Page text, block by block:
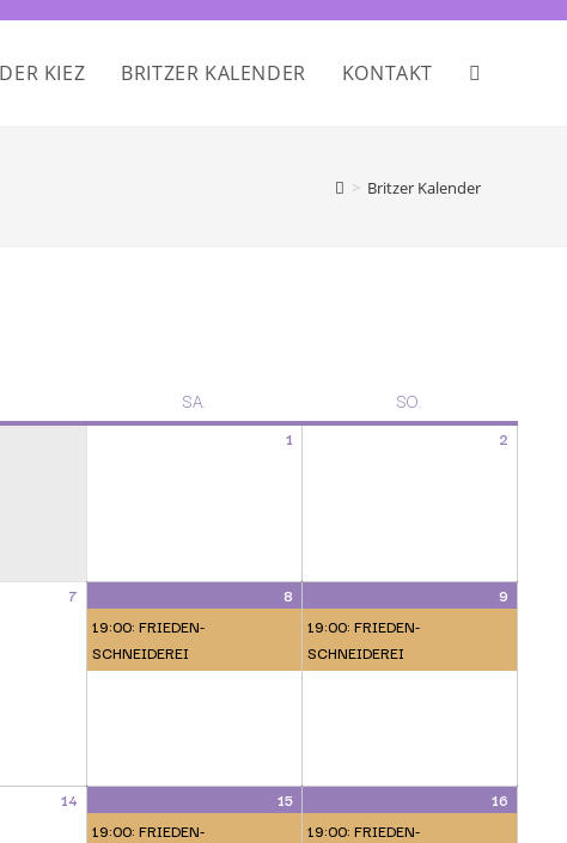
DER KIEZ BRITZER KALENDER KONTAKT
> Britzer Kalender
SA. SO.
1 2
7
8
19:00: FRIEDEN-
SCHNEIDEREI
9
19:00: FRIEDEN-
SCHNEIDEREI
14
15
19:00: FRIEDEN-
16
19:00: FRIEDEN-